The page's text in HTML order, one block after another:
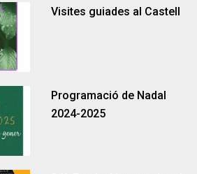
del treballador
econòmica
Francesc Blanch
Visites guiades al Castell
Programació de Nadal
2024-2025